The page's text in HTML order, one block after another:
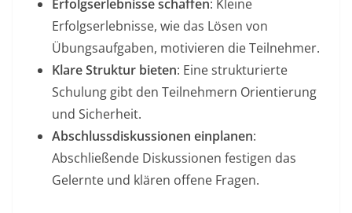
Erfolgserlebnisse schaffen: Kleine
Erfolgserlebnisse, wie das Lösen von
Übungsaufgaben, motivieren die Teilnehmer.
Klare Struktur bieten: Eine strukturierte
Schulung gibt den Teilnehmern Orientierung
und Sicherheit.
Abschlussdiskussionen einplanen:
Abschließende Diskussionen festigen das
Gelernte und klären offene Fragen.